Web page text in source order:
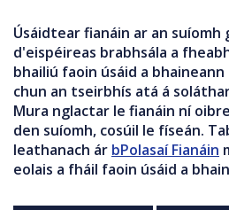
Úsáidtear fianáin ar an suíomh
d'eispéireas brabhsála a
bhailiú faoin úsáid a
chun an tseirbhís atá á
Mura nglactar le fianáin ní
den suíomh, cosúil le físeán.
leathanach ár bPolasaí Fianáin
eolais a fháil faoin úsáid a